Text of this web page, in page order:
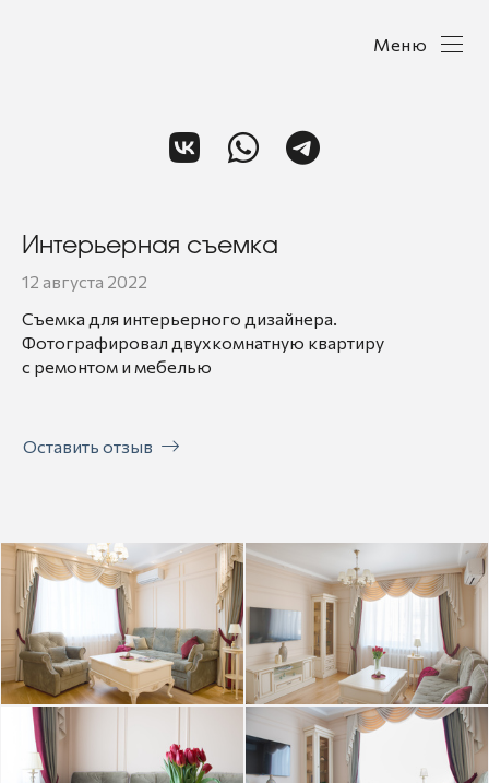
Меню
Интерьерная съемка
12 августа 2022
Съемка для интерьерного дизайнера.
Фотографировал двухкомнатную квартиру
с ремонтом и мебелью
Оставить отзыв